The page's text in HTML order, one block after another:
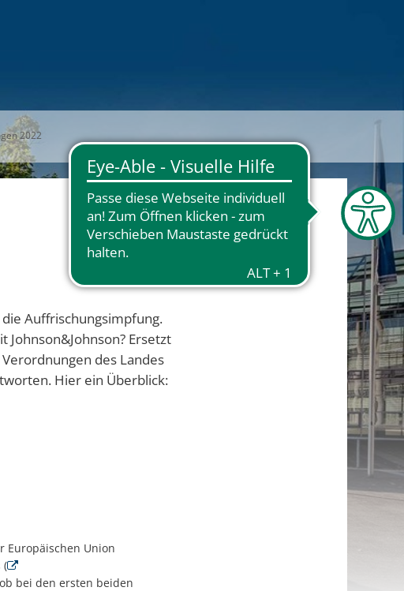
2022
Auffrischungsimpfung.
Ersetzt
des Landes
Hier ein Überblick:
Europäischen Union
(
bei den ersten beiden